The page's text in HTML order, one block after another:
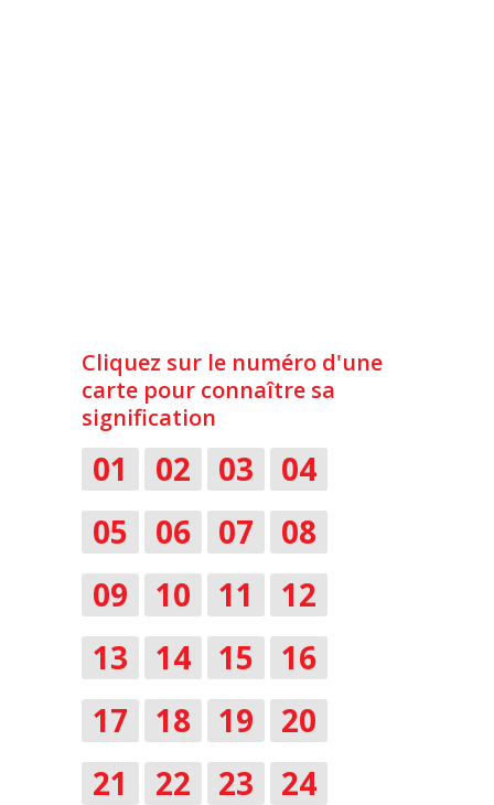
Cliquez sur le numéro d'une
carte pour connaître sa
signification
01 02 03
04
05
06 07
08
09
10 11
12
13
14 15
16
17
18 19
20
21
22 23
24